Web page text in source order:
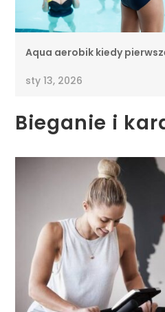
Aqua aerobik kiedy
sty 13, 2026
Bieganie i